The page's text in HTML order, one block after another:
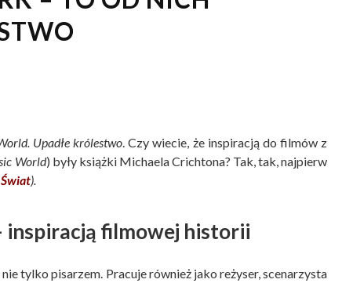
Upadłe królestwo. Czy wiecie, że inspiracją do filmów z
World) były książki Michaela Crichtona? Tak, tak, najpierw
).
inspiracją filmowej historii
tylko pisarzem. Pracuje również jako reżyser, scenarzysta